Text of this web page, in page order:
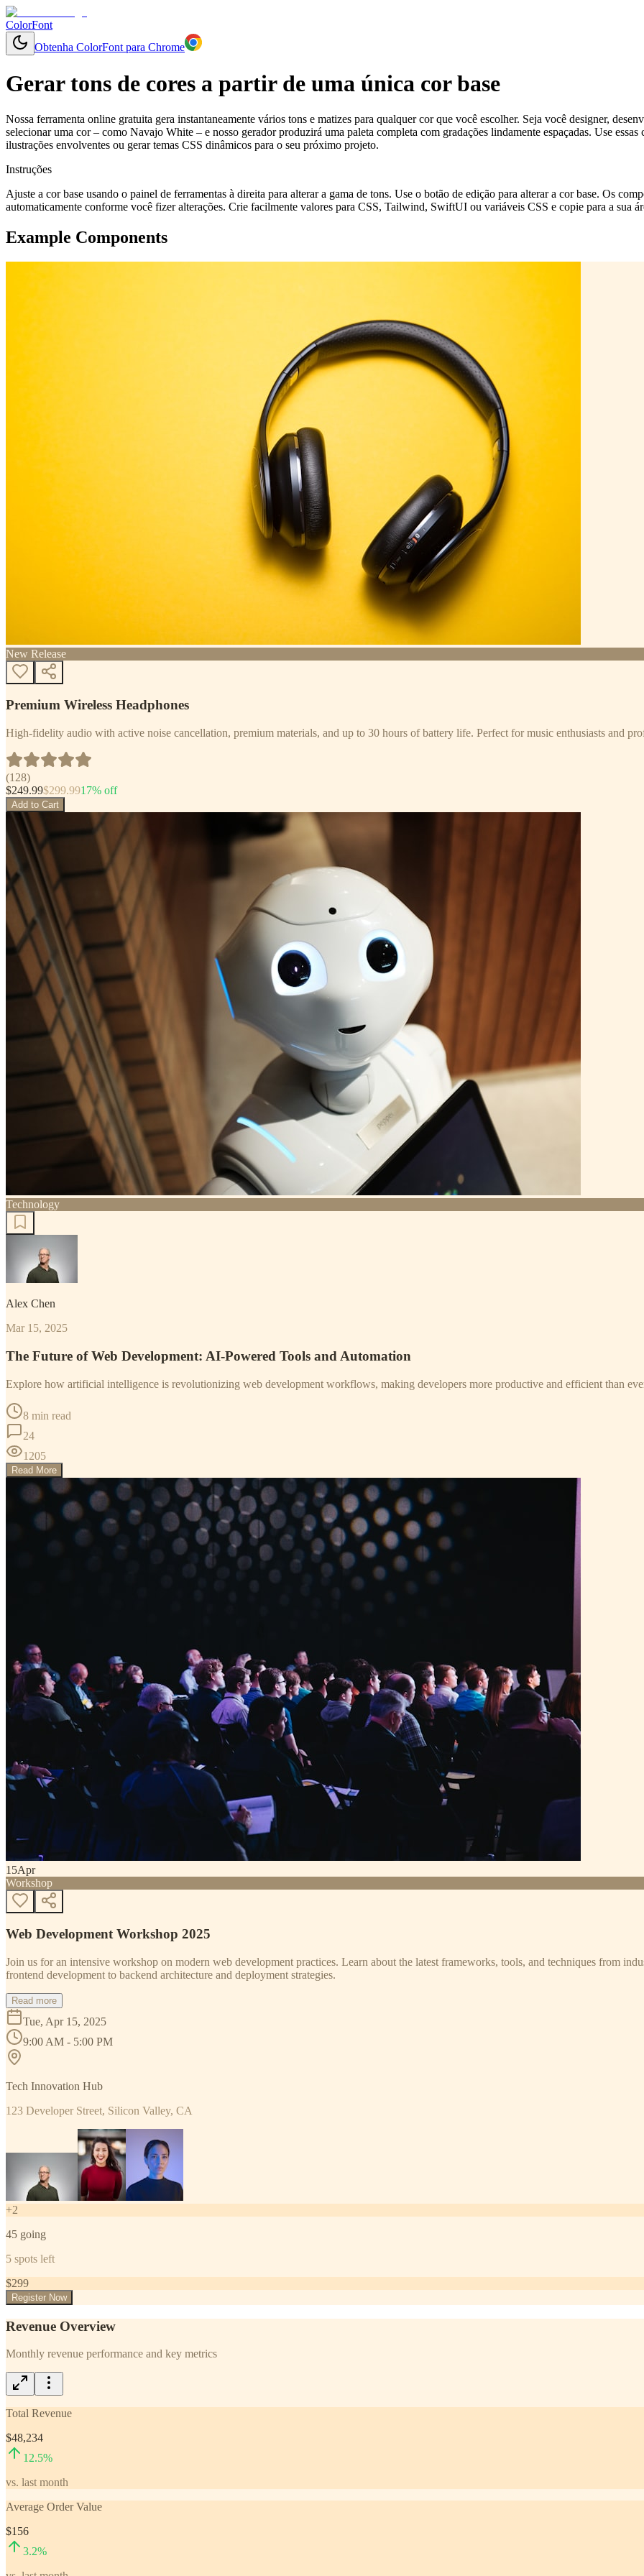
ColorFont
Obtenha ColorFont para Chrome
Gerar tons de cores a partir de uma única cor base
Nossa ferramenta online gratuita gera instantaneamente vários tons e matizes para qualquer cor que você escolher. Seja você designer,
selecionar uma cor – como Navajo White – e nosso gerador produzirá uma paleta completa com gradações lindamente espaçadas. Use
ilustrações envolventes ou gerar temas CSS dinâmicos para o seu próximo projeto.
Instruções
Ajuste a cor base usando o painel de ferramentas à direita para alterar a gama de tons. Use o botão de edição para alterar a cor base. Os
automaticamente conforme você fizer alterações. Crie facilmente valores para CSS, Tailwind, SwiftUI ou variáveis CSS e copie para a sua
Example Components
New Release
Premium Wireless Headphones
High-fidelity audio with active noise cancellation, premium materials, and up to 30 hours of battery life. Perfect for music enthusiasts and
(128)
$249.99$299.9917% off
Add to Cart
Technology
Alex Chen
Mar 15, 2025
The Future of Web Development: AI-Powered Tools and Automation
Explore how artificial intelligence is revolutionizing web development workflows, making developers more productive and efficient than
8 min read
24
1205
Read More
15Apr
Workshop
Web Development Workshop 2025
Join us for an intensive workshop on modern web development practices. Learn about the latest frameworks, tools, and techniques from
frontend development to backend architecture and deployment strategies.
Read more
Tue, Apr 15, 2025
9:00 AM - 5:00 PM
Tech Innovation Hub
123 Developer Street, Silicon Valley, CA
+2
45 going
5 spots left
$299
Register Now
Revenue Overview
Monthly revenue performance and key metrics
Total Revenue
$48,234
12.5%
vs. last month
Average Order Value
$156
3.2%